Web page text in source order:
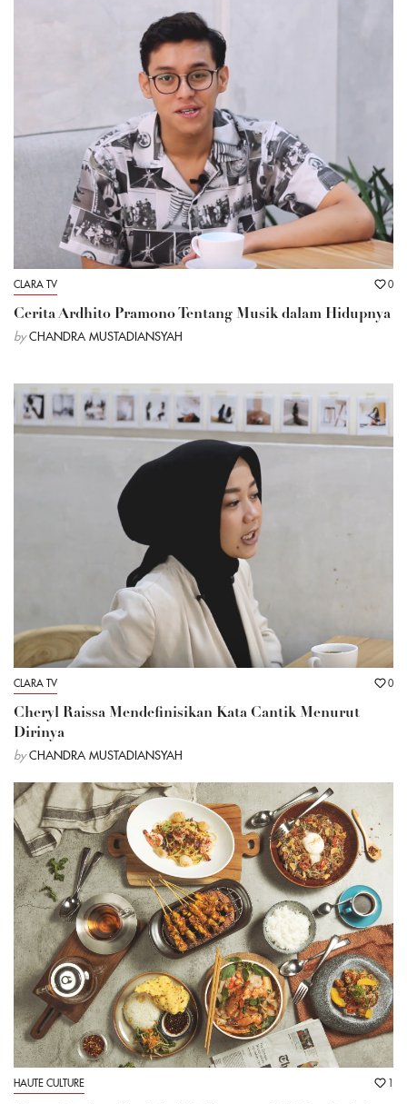
CLARA TV 0
Cerita Ardhito Pramono Tentang Musik dalam Hidupnya
by CHANDRA MUSTADIANSYAH
CLARA TV 0
Cheryl Raissa Mendefinisikan Kata Cantik Menurut
Dirinya
by CHANDRA MUSTADIANSYAH
HAUTE CULTURE 1